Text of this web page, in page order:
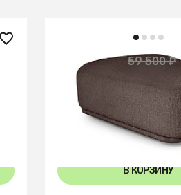
53 550 ₽ 59 500 ₽
Пуф-трапеция Fabro
В КОРЗИНУ